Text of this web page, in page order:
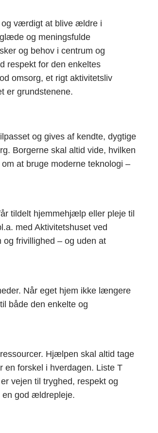
og værdigt at blive ældre i
og meningsfulde
og behov i centrum og
respekt for den enkeltes
omsorg, et rigt aktivitetsliv
er grundstenene.
og gives af kendte, dygtige
Borgerne skal altid vide, hvilken
at bruge moderne teknologi –
tildelt hjemmehjælp eller pleje til
med Aktivitetshuset ved
frivillighed – og uden at
Når eget hjem ikke længere
både den enkelte og
Hjælpen skal altid tage
forskel i hverdagen. Liste T
vejen til tryghed, respekt og
en god ældrepleje.